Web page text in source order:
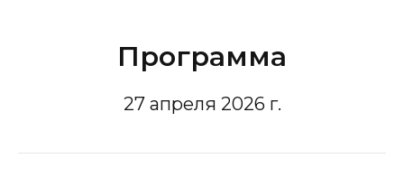
Программа
27 апреля 2026 г.